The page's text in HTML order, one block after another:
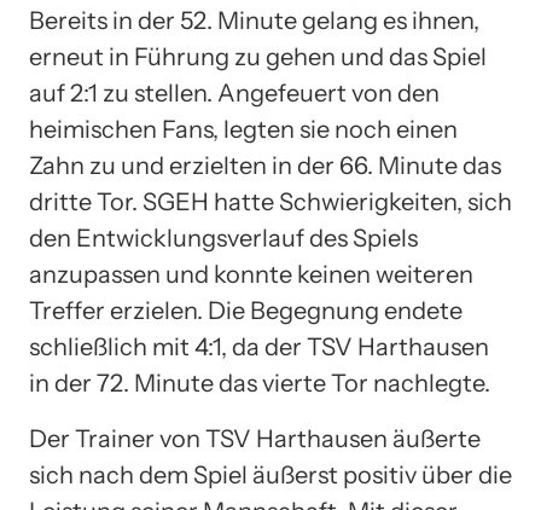
Bereits in der 52. Minute gelang es ihnen,
erneut in Führung zu gehen und das Spiel
auf 2:1 zu stellen. Angefeuert von den
heimischen Fans, legten sie noch einen
Zahn zu und erzielten in der 66. Minute das
dritte Tor. SGEH hatte Schwierigkeiten, sich
den Entwicklungsverlauf des Spiels
anzupassen und konnte keinen weiteren
Treffer erzielen. Die Begegnung endete
schließlich mit 4:1, da der TSV Harthausen
in der 72. Minute das vierte Tor nachlegte.
Der Trainer von TSV Harthausen äußerte
sich nach dem Spiel äußerst positiv über die